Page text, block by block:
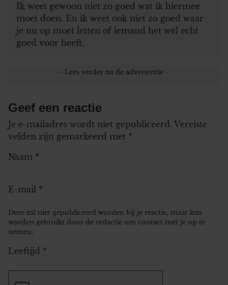
Ik weet gewoon niet zo goed wat ik hiermee
moet doen. En ik weet ook niet zo goed waar
je nu op moet letten of iemand het wel echt
goed voor heeft.
Geef een reactie
Je e-mailadres wordt niet gepubliceerd. Vereiste
velden zijn gemarkeerd met *
Naam *
E-mail *
Deze zal niet gepubliceerd worden bij je reactie, maar kan
worden gebruikt door de redactie om contact met je op te
nemen.
Leeftijd *